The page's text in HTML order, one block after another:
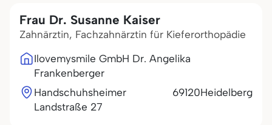
Frau Dr. Susanne Kaiser
Zahnärztin, Fachzahnärztin für Kieferorthopädie
Ilovemysmile GmbH Dr. Angelika
Frankenberger
Handschuhsheimer
Landstraße 27
69120Heidelberg